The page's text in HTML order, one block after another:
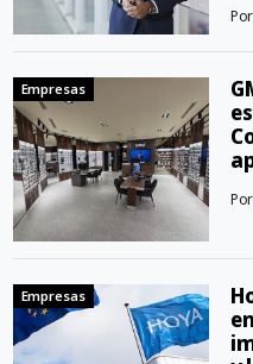
Por
Empresas
Por
Empresas